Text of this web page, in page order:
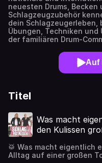
neuesten Drums, Becken
Schlagzeugzubehör
dein Schlagzeugerleben,
Übungen, Techniken
der familiären Drum-
Auf
Titel
Was macht
den Kulissen
🥁 Was macht eigentlich
Alltag auf einer großen